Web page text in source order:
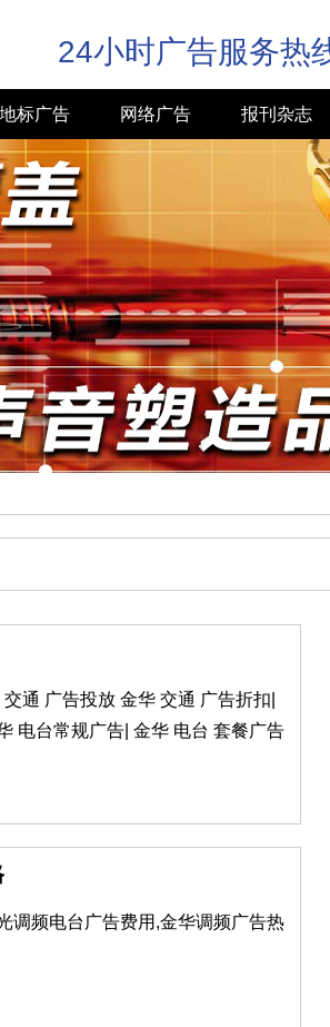
24小时广告服务热
地标广告 网络广告 报刊杂志
通 广告投放 金华 交通 广告折扣|
电台常规广告| 金华 电台 套餐广告
调频电台广告费用,金华调频广告热